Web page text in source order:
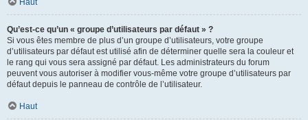
Haut
Qu’est-ce qu’un « groupe d’utilisateurs par défaut » ?
Si vous êtes membre de plus d’un groupe d’utilisateurs, votre groupe
d’utilisateurs par défaut est utilisé afin de déterminer quelle sera la couleur et
le rang qui vous sera assigné par défaut. Les administrateurs du forum
peuvent vous autoriser à modifier vous-même votre groupe d’utilisateurs par
défaut depuis le panneau de contrôle de l’utilisateur.
Haut